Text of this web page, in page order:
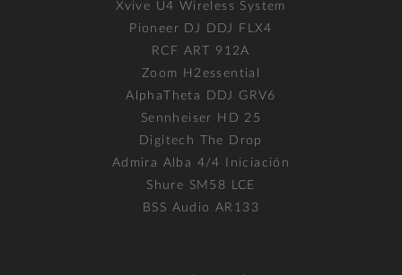
Xvive U4 Wireless System
Pioneer DJ DDJ FLX4
RCF ART 912A
Zoom H2essential
AlphaTheta DDJ GRV6
Sennheiser HD 25
Digitech The Drop
Admira Alba 4/4 Iniciación
Shure SM58 LCE
BSS Audio AR133